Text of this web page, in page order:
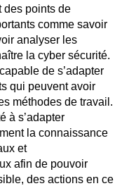
des points de
comme savoir
analyser les
la cyber sécurité.
de s’adapter
qui peuvent avoir
méthodes de travail.
à s’adapter
la connaissance
et
afin de pouvoir
des actions en ce